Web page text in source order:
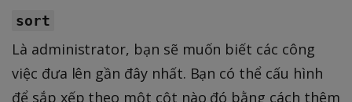
sort
Là administrator, bạn sẽ muốn biết các công
việc đưa lên gần đây nhất. Bạn có thể cấu hình
để sắp xếp theo một cột nào đó bằng cách thêm